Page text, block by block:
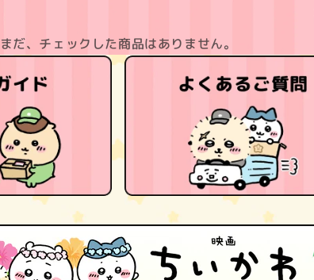
まだ、チェックした商品はありません。